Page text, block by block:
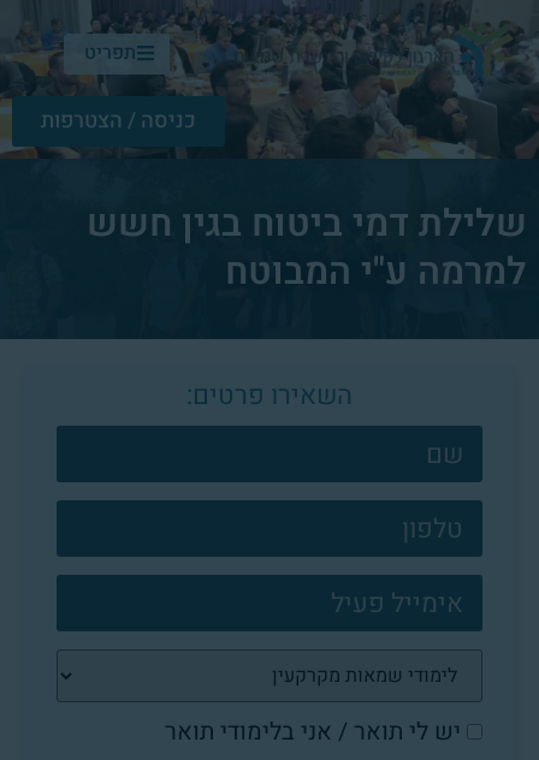
תפריט
כניסה / הצטרפות
שלילת דמי ביטוח בגין חשש
למרמה ע"י המבוטח
השאירו פרטים:
צרו
קשר
פוטר
יש לי תואר / אני בלימודי תואר